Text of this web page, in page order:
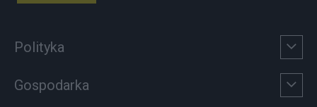
Polityka
Gospodarka